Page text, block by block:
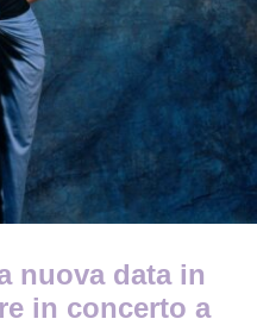
nuova data in
in concerto a